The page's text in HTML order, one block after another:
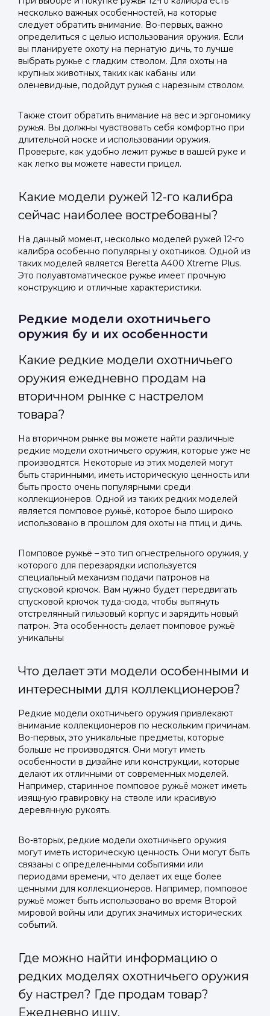
несколько важных особенностей, на которые
следует обратить внимание. Во-первых, важно
определиться с целью использования оружия. Если
вы планируете охоту на пернатую дичь, то лучше
выбрать ружье с гладким стволом. Для охоты на
крупных животных, таких как кабаны или
оленевидные, подойдут ружья с нарезным стволом.
Также стоит обратить внимание на вес и эргономику
ружья. Вы должны чувствовать себя комфортно при
длительной носке и использовании оружия.
Проверьте, как удобно лежит ружье в вашей руке и
как легко вы можете навести прицел.
Какие модели ружей 12-го калибра
сейчас наиболее востребованы?
На данный момент, несколько моделей ружей 12-го
калибра особенно популярны у охотников. Одной из
таких моделей является Beretta A400 Xtreme Plus.
Это полуавтоматическое ружье имеет прочную
конструкцию и отличные характеристики.
Редкие модели охотничьего
оружия бу и их особенности
Какие редкие модели охотничьего
оружия ежедневно продам на
вторичном рынке с настрелом
товара?
На вторичном рынке вы можете найти различные
редкие модели охотничьего оружия, которые уже не
производятся. Некоторые из этих моделей могут
быть старинными, иметь историческую ценность или
быть просто очень популярными среди
коллекционеров. Одной из таких редких моделей
является помповое ружьё, которое было широко
использовано в прошлом для охоты на птиц и дичь.
Помповое ружьё – это тип огнестрельного оружия, у
которого для перезарядки используется
специальный механизм подачи патронов на
спусковой крючок. Вам нужно будет передвигать
спусковой крючок туда-сюда, чтобы вытянуть
отстрелянный гильзовый корпус и зарядить новый
патрон. Эта особенность делает помповое ружьё
уникальны
Что делает эти модели особенными и
интересными для коллекционеров?
Редкие модели охотничьего оружия привлекают
внимание коллекционеров по нескольким причинам.
Во-первых, это уникальные предметы, которые
больше не производятся. Они могут иметь
особенности в дизайне или конструкции, которые
делают их отличными от современных моделей.
Например, старинное помповое ружьё может иметь
изящную гравировку на стволе или красивую
деревянную рукоять.
Во-вторых, редкие модели охотничьего оружия
могут иметь историческую ценность. Они могут быть
связаны с определенными событиями или
периодами времени, что делает их еще более
ценными для коллекционеров. Например, помповое
ружьё может быть использовано во время Второй
мировой войны или других значимых исторических
событий.
Где можно найти информацию о
редких моделях охотничьего оружия
бу настрел? Где продам товар?
Ежедневно ищу.